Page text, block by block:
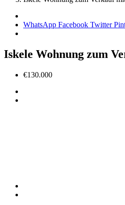
WhatsApp Facebook Twitter
Iskele Wohnung zum
€130.000